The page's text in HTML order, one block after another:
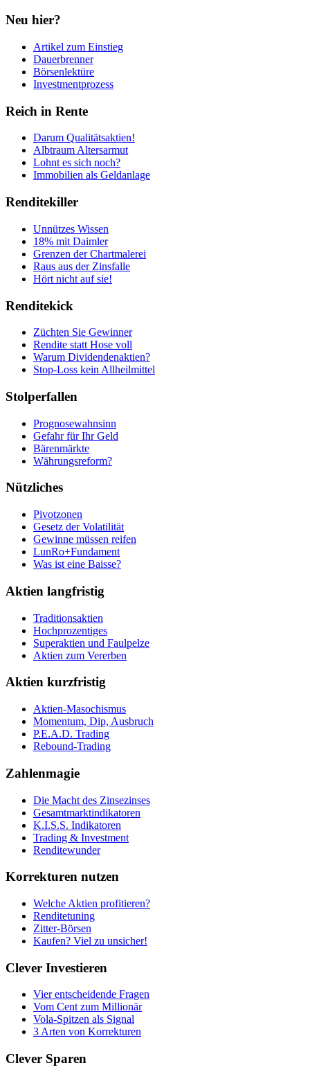
Neu hier?
Artikel zum Einstieg
Dauerbrenner
Börsenlektüre
Investmentprozess
Reich in Rente
Darum Qualitätsaktien!
Albtraum Altersarmut
Lohnt es sich noch?
Immobilien als Geldanlage
Renditekiller
Unnützes Wissen
18% mit Daimler
Grenzen der Chartmalerei
Raus aus der Zinsfalle
Hört nicht auf sie!
Renditekick
Züchten Sie Gewinner
Rendite statt Hose voll
Warum Dividendenaktien?
Stop-Loss kein Allheilmittel
Stolperfallen
Prognosewahnsinn
Gefahr für Ihr Geld
Bärenmärkte
Währungsreform?
Nützliches
Pivotzonen
Gesetz der Volatilität
Gewinne müssen reifen
LunRo+Fundament
Was ist eine Baisse?
Aktien langfristig
Traditionsaktien
Hochprozentiges
Superaktien und Faulpelze
Aktien zum Vererben
Aktien kurzfristig
Aktien-Masochismus
Momentum, Dip, Ausbruch
P.E.A.D. Trading
Rebound-Trading
Zahlenmagie
Die Macht des Zinsezinses
Gesamtmarktindikatoren
K.I.S.S. Indikatoren
Trading & Investment
Renditewunder
Korrekturen nutzen
Welche Aktien profitieren?
Renditetuning
Zitter-Börsen
Kaufen? Viel zu unsicher!
Clever Investieren
Vier entscheidende Fragen
Vom Cent zum Millionär
Vola-Spitzen als Signal
3 Arten von Korrekturen
Clever Sparen